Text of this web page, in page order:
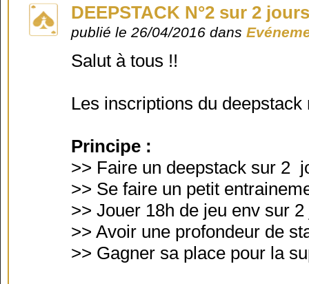
DEEPSTACK N°2 sur 2 jours
publié le 26/04/2016 dans
Salut à tous !!
Les inscriptions du
Principe :
>> Faire un deepstack sur 2
>> Se faire un petit
>> Jouer 18h de jeu env sur
>> Avoir une profondeur de
>> Gagner sa place pour la